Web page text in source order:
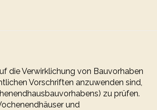
die Verwirklichung von Bauvorhaben
Vorschriften anzuwenden sind,
zu prüfen.
und